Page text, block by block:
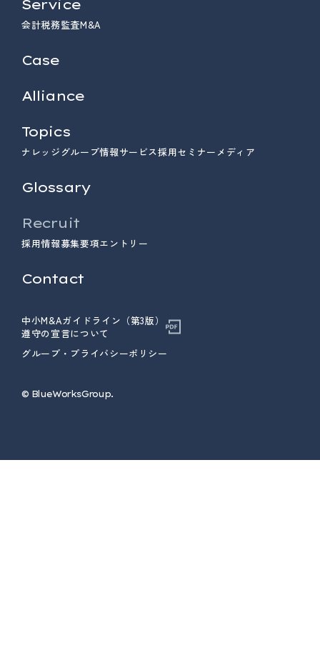
Service
会計税務監査M&A
Case
Alliance
Topics
ナレッジ グループ情報サービス採用セミナー メディア
Glossary
Recruit
採用情報募集要項エントリー
Contact
中小M&Aガイドライン（第3版）
遵守の宣言について
グループ・プライバシーポリシー
© ︎BlueWorksGroup.